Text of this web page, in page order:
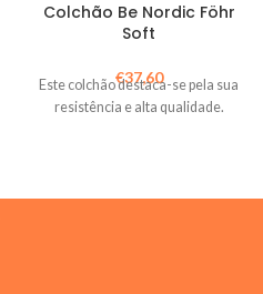
Colchão Be Nordic Föhr
Soft
€37,60
Este colchão destaca-se pela sua
resistência e alta qualidade.